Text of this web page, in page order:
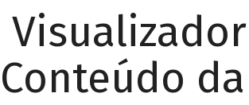
Conteúdo